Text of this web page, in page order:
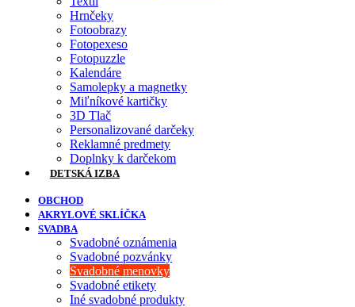
Hrnčeky
Fotoobrazy
Fotopexeso
Fotopuzzle
Kalendáre
Samolepky a magnetky
Miľníkové kartičky
3D Tlač
Personalizované darčeky
Reklamné predmety
Doplnky k darčekom
DETSKÁ IZBA
OBCHOD
AKRYLOVÉ SKLÍČKA
SVADBA
Svadobné oznámenia
Svadobné pozvánky
Svadobné menovky
Svadobné etikety
Iné svadobné produkty